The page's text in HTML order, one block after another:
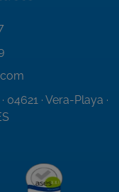
· Vera-Playa ·